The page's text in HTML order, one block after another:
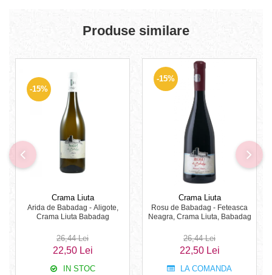
Produse similare
-15%
Crama Liuta
Arida de Babadag - Aligote,
Crama Liuta Babadag
26,44 Lei
22,50 Lei
IN STOC
-15%
Crama Liuta
Rosu de Babadag - Feteasca
Neagra, Crama Liuta, Babadag
26,44 Lei
22,50 Lei
LA COMANDA